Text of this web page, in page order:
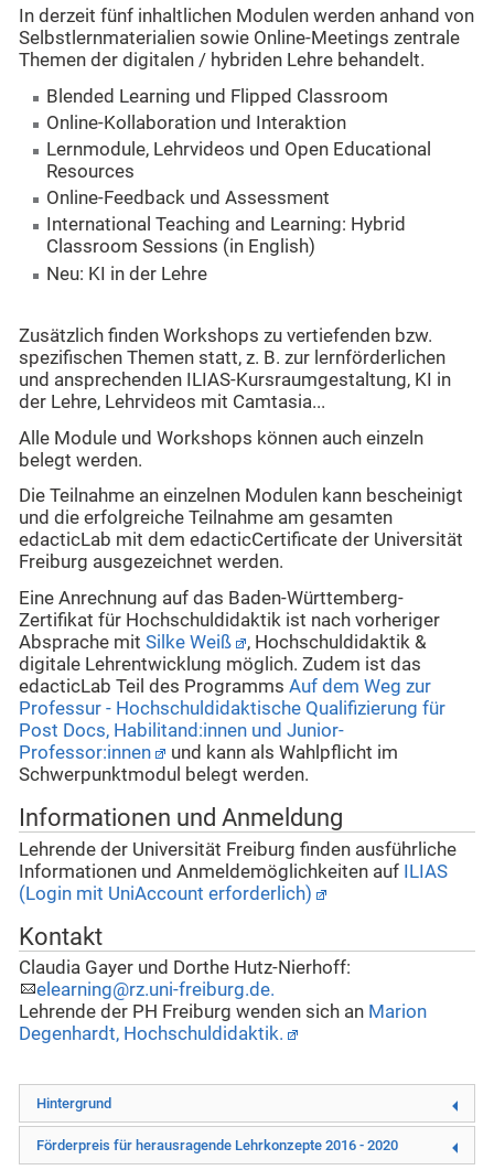
In derzeit fünf inhaltlichen Modulen werden anhand von
Selbstlernmaterialien sowie Online-Meetings zentrale
Themen der digitalen / hybriden Lehre behandelt.
Blended Learning und Flipped Classroom
Online-Kollaboration und Interaktion
Lernmodule, Lehrvideos und Open Educational
Resources
Online-Feedback und Assessment
International Teaching and Learning: Hybrid
Classroom Sessions (in English)
Neu: KI in der Lehre
Zusätzlich finden Workshops zu vertiefenden bzw.
spezifischen Themen statt, z. B. zur lernförderlichen
und ansprechenden ILIAS-Kursraumgestaltung, KI in
der Lehre, Lehrvideos mit Camtasia...
Alle Module und Workshops können auch einzeln
belegt werden.
Die Teilnahme an einzelnen Modulen kann bescheinigt
und die erfolgreiche Teilnahme am gesamten
edacticLab mit dem edacticCertificate der Universität
Freiburg ausgezeichnet werden.
Eine Anrechnung auf das Baden-Württemberg-
Zertifikat für Hochschuldidaktik ist nach vorheriger
Absprache mit Silke Weiß
, Hochschuldidaktik &
digitale Lehrentwicklung möglich. Zudem ist das
edacticLab Teil des Programms Auf dem Weg zur
Professur - Hochschuldidaktische Qualifizierung für
Post Docs, Habilitand:innen und Junior-
Professor:innen
und kann als Wahlpflicht im
Schwerpunktmodul belegt werden.
Informationen und Anmeldung
Lehrende der Universität Freiburg finden ausführliche
Informationen und Anmeldemöglichkeiten auf ILIAS
(Login mit UniAccount erforderlich)
Kontakt
Claudia Gayer und Dorthe Hutz-Nierhoff:
elearning@rz.uni-freiburg.de.
Lehrende der PH Freiburg wenden sich an Marion
Degenhardt, Hochschuldidaktik.
Hintergrund
Förderpreis für herausragende Lehrkonzepte 2016 - 2020